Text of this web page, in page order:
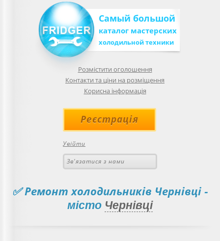
Самый большой
каталог мастерских
холодильной техники
Розмістити оголошення
Контакти та ціни на розміщення
Корисна інформація
Реєстрація
Увійти
Зв'язатися з нами
✅ Ремонт холодильників Чернівці -
місто Чернівці